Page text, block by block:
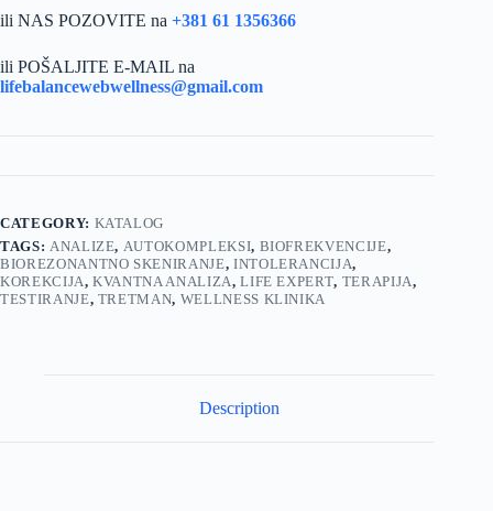
ili NAS POZOVITE na +381 61 1356366
ili POŠALJITE E-MAIL na
lifebalancewebwellness@gmail.com
CATEGORY: KATALOG
TAGS: ANALIZE, AUTOKOMPLEKSI, BIOFREKVENCIJE,
BIOREZONANTNO SKENIRANJE, INTOLERANCIJA,
KOREKCIJA,KVANTNA ANALIZA,LIFE EXPERT, TERAPIJA,
TESTIRANJE, TRETMAN, WELLNESS KLINIKA
Description